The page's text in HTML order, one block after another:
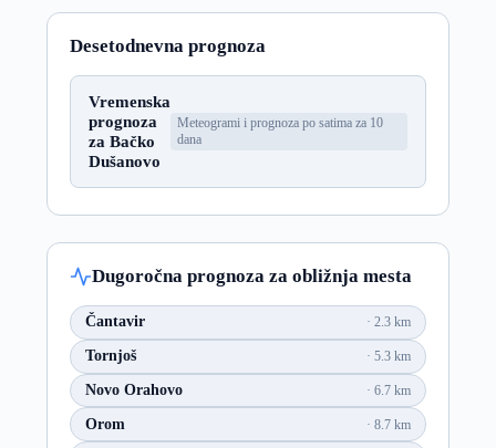
Desetodnevna prognoza
Vremenska
prognoza
za Bačko
Dušanovo
Meteogrami i prognoza po satima za 10
dana
Dugoročna prognoza za obližnja mesta
Čantavir 2.3 km
Tornjoš 5.3 km
Novo Orahovo 6.7 km
Orom 8.7 km